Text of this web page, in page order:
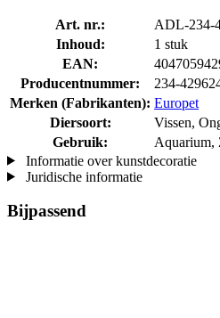
Art. nr.:
ADL-234-
Inhoud:
1 stuk
EAN:
Producentnummer:
234-
Merken (Fabrikanten): Europet
Diersoort:
Vissen,
Gebruik:
Aquarium,
Informatie over kunstdecoratie
Juridische informatie
Bijpassend